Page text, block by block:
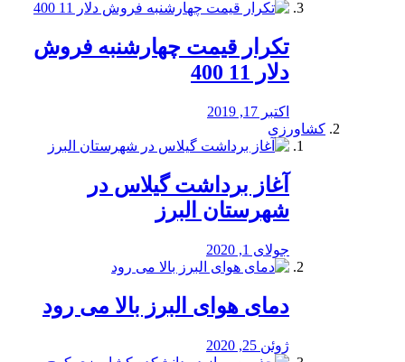
تکرار قیمت چهارشنبه فروش
دلار 11 400
اکتبر 17, 2019
کشاورزی
آغاز برداشت گیلاس در
شهرستان البرز
جولای 1, 2020
دمای هوای البرز بالا می رود
ژوئن 25, 2020